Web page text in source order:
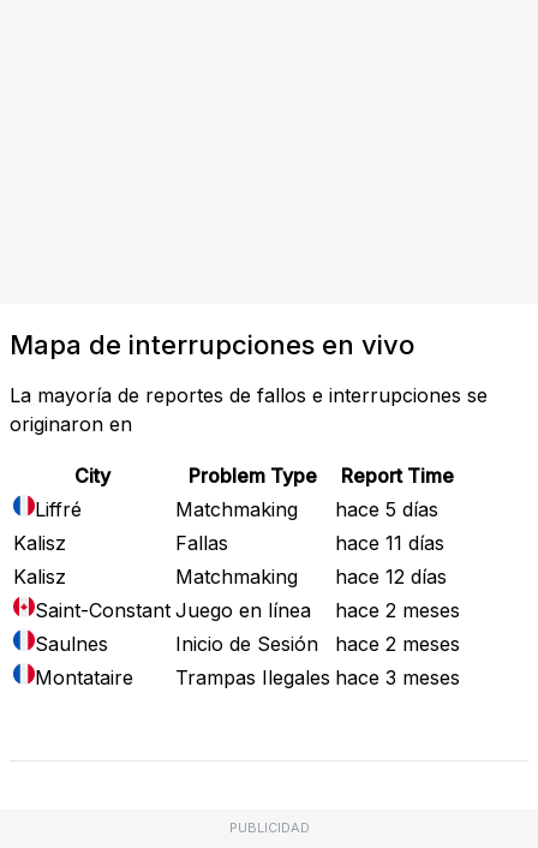
Mapa de interrupciones en vivo
La mayoría de reportes de fallos e interrupciones se
originaron en
City Problem Type
Report Time
Liffré
Matchmaking
hace 5 días
Kalisz
Fallas
hace 11 días
Kalisz
Matchmaking
hace 12 días
Saint-Constant Juego en línea
hace 2 meses
Saulnes
Inicio de Sesión
hace 2 meses
Montataire
Trampas Ilegales hace 3 meses
PUBLICIDAD